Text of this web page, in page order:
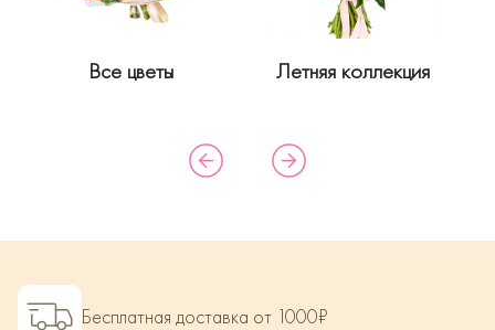
Все цветы Летняя коллекция
Бесплатная доставка от 1000₽